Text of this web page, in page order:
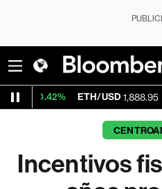
ETH/USD 1,888.95 +0.72%
Incentivos